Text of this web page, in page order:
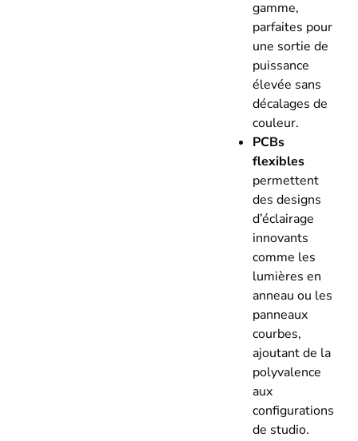
gamme,
parfaites pour
une sortie de
puissance
élevée sans
décalages de
couleur.
PCBs
flexibles
permettent
des designs
d’éclairage
innovants
comme les
lumières en
anneau ou les
panneaux
courbes,
ajoutant de la
polyvalence
aux
configurations
de studio.